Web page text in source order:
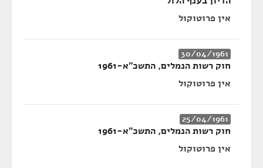
אין פרוטוקול
30/04/1961
חוק רשות הנמלים, התשכ"א-1961
אין פרוטוקול
25/04/1961
חוק רשות הנמלים, התשכ"א-1961
אין פרוטוקול